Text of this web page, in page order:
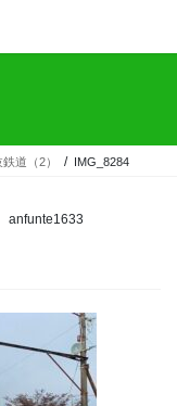
道（2） IMG_8284
anfunte1633